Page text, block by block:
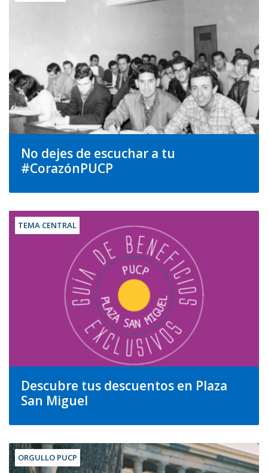
No dejes de escuchar a tu
#CorazónPUCP
TEMA CENTRAL
Descubre tus descuentos en Plaza
San Miguel
ORGULLO PUCP